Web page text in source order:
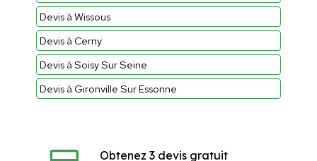
Devis à Wissous
Devis à Cerny
Devis à Soisy Sur Seine
Devis à Gironville Sur Essonne
Obtenez 3 devis gratuit